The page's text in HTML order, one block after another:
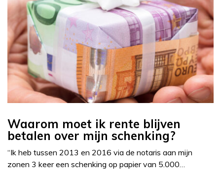
Waarom moet ik rente blijven
betalen over mijn schenking?
“Ik heb tussen 2013 en 2016 via de notaris aan mijn
zonen 3 keer een schenking op papier van 5.000…